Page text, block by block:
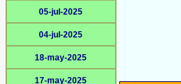
05-jul-2025
04-jul-2025
18-may-2025
17-may-2025